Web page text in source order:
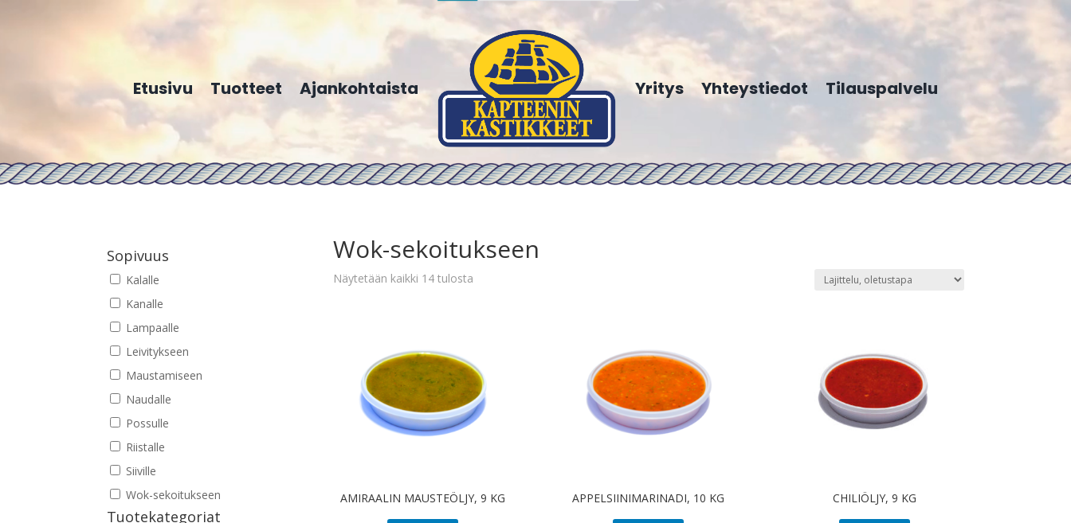
Etusivu Tuotteet Ajankohtaista Yritys Yhteystiedot Tilauspalvelu
Wok-sekoitukseen
Näytetään kaikki 14 tulosta
AMIRAALIN MAUSTEÖLJY, 9 KG APPELSIINIMARINADI, 10 KG CHILIÖLJY, 9 KG
Sopivuus
Kalalle
Kanalle
Lampaalle
Leivitykseen
Maustamiseen
Naudalle
Possulle
Riistalle
Siiville
Wok-sekoitukseen
Tuotekategoriat